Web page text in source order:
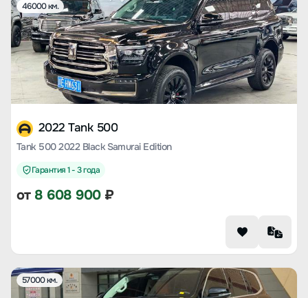
46000 км.
2022 Tank 500
Tank 500 2022 Black Samurai Edition
Гарантия 1 - 3 года
от 8 608 900₽
57000 км.